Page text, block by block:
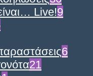
Live!9
6
21